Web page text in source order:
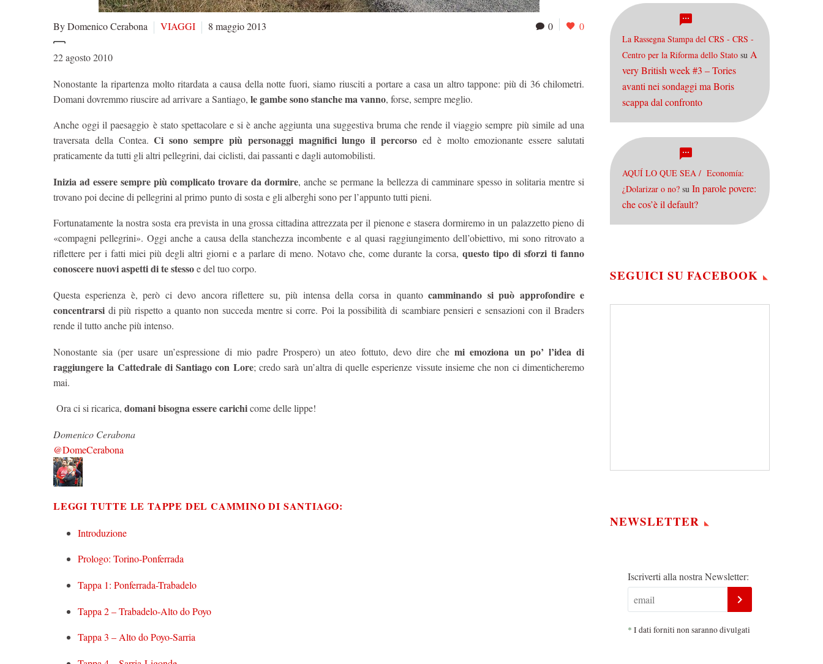
0 0
By Domenico Cerabona VIAGGI 8 maggio 2013
22 agosto 2010
Nonostante la ripartenza molto ritardata a causa della notte fuori, siamo riusciti a portare a casa un altro tappone: più di 36 chilometri.
Domani dovremmo riuscire ad arrivare a Santiago, le gambe sono stanche ma vanno, forse, sempre meglio.
Anche oggi il paesaggio è stato spettacolare e si è anche aggiunta una suggestiva bruma che rende il viaggio sempre più simile ad una
traversata della Contea.Ci sono sempre più personaggi magnifici lungo il percorso ed è molto emozionante essere salutati
praticamente da tutti gli altri pellegrini, dai ciclisti, dai passanti e dagli automobilisti.
Inizia ad essere sempre più complicato trovare da dormire, anche se permane la bellezza di camminare spesso in solitaria mentre si
trovano poi decine di pellegrini al primo punto di sosta e gli alberghi sono per l’appunto tutti pieni.
Fortunatamente la nostra sosta era prevista in una grossa cittadina attrezzata per il pienone e stasera dormiremo in un palazzetto pieno di
«compagni pellegrini». Oggi anche a causa della stanchezza incombente e al quasi raggiungimento dell’obiettivo, mi sono ritrovato a
riflettere per i fatti miei più degli altri giorni e a parlare di meno. Notavo che, come durante la corsa, questo tipo di sforzi ti fanno
conoscere nuovi aspetti di te stessoe del tuo corpo.
Questa esperienza è, però ci devo ancora riflettere su, più intensa della corsa in quantocamminando si può approfondire e
concentrarsi di più rispetto a quanto non succeda mentre si corre. Poi la possibilità di scambiare pensieri e sensazioni con il Braders
rende il tutto anche più intenso.
Nonostante sia (per usare un’espressione di mio padre Prospero) un ateo fottuto, devo dire chemi emoziona un po’ l’idea di
raggiungere la Cattedrale di Santiago con Lore; credo sarà un’altra di quelle esperienze vissute insieme che non ci dimenticheremo
mai.
Ora ci si ricarica, domani bisogna essere carichicome delle lippe!
Domenico Cerabona
@DomeCerabona
LEGGI TUTTE LE TAPPE DEL CAMMINO DI SANTIAGO:
Introduzione
Prologo: Torino-Ponferrada
Tappa 1: Ponferrada-Trabadelo
Tappa 2 – Trabadelo-Alto do Poyo
Tappa 3 – Alto do Poyo-Sarria
La Rassegna Stampa del CRS - CRS -
Centro per la Riforma dello Stato su A
very British week #3 – Tories
avanti nei sondaggi ma Boris
scappa dal confronto
AQUÍ LO QUE SEA / Economía:
¿Dolarizar o no? su In parole povere:
che cos’è il default?
SEGUICI SU FACEBOOK
NEWSLETTER
Iscriverti alla nostra Newsletter:
* I dati forniti non saranno divulgati